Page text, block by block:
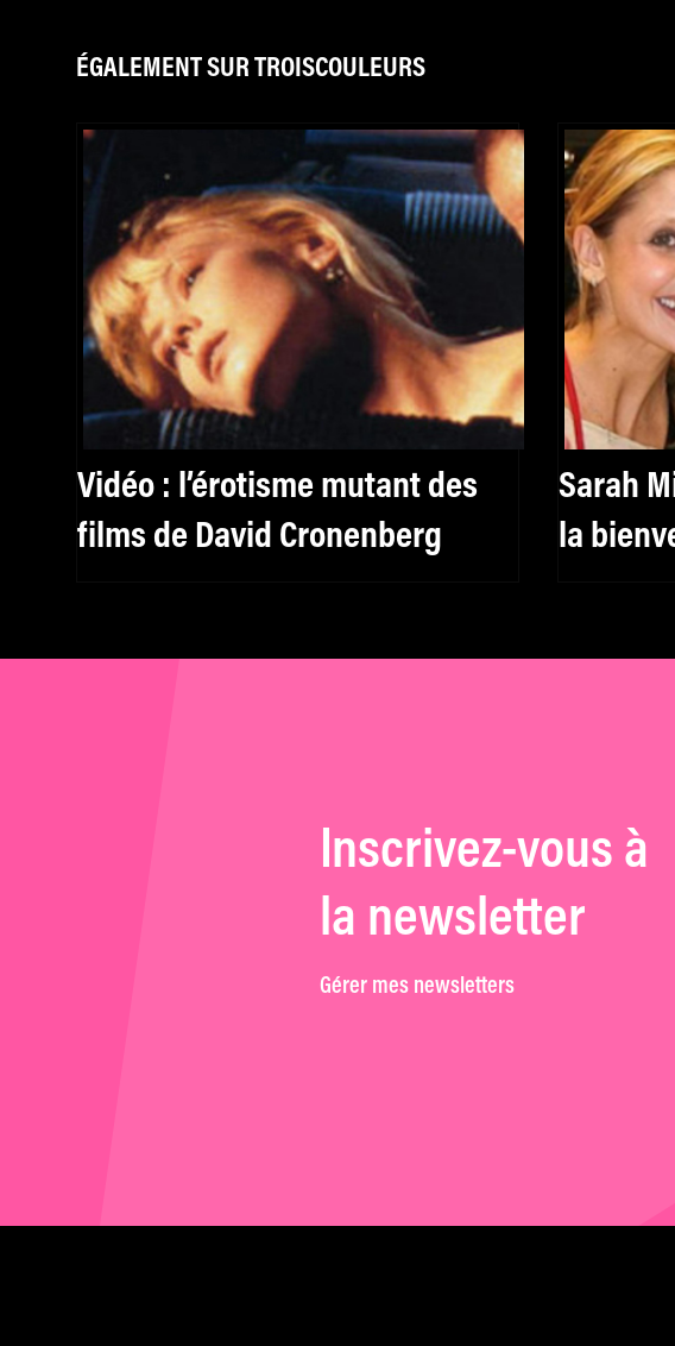
ÉGALEMENT SUR TROISCOULEURS
Vidéo : l’érotisme mutant des
films de David Cronenberg
Sarah
la
Inscrivez-vous à
la newsletter
Gérer mes newsletters